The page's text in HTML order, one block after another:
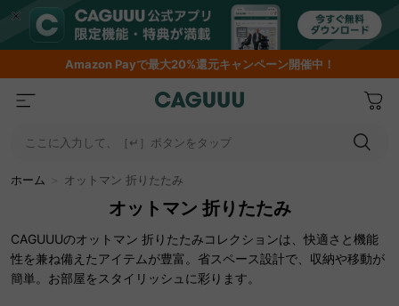
AmazonPayで最大20%還元キャンペーン開催中！
ここに入力して、［↵］ボタンをタップ
ホーム オットマン 折りたたみ
オットマン 折りたたみ
CAGUUUのオットマン 折りたたみコレクションは、快適さと機能
性を兼ね備えたアイテムが豊富。省スペース設計で、収納や移動が
簡単。お部屋をスタイリッシュに彩ります。